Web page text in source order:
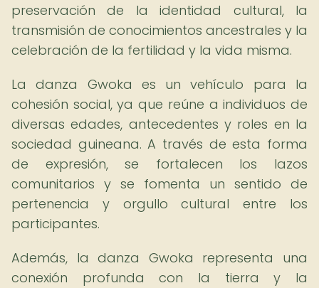
preservación de la identidad cultural, la
transmisión de conocimientos ancestrales y la
celebración de la fertilidad y la vida misma.
La danza Gwoka es un vehículo para la
cohesión social, ya que reúne a individuos de
diversas edades, antecedentes y roles en la
sociedad guineana. A través de esta forma
de expresión, se fortalecen los lazos
comunitarios y se fomenta un sentido de
pertenencia y orgullo cultural entre los
participantes.
Además, la danza Gwoka representa una
conexión profunda con la tierra y la